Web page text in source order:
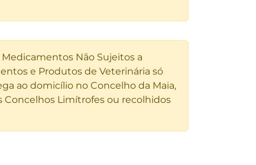
Não Sujeitos a
e Produtos de Veterinária só
ao domicílio no Concelho da Maia,
Concelhos Limítrofes ou recolhidos